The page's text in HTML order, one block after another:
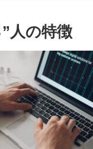
人の特徴